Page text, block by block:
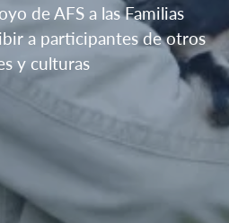
de AFS a las Familias
a participantes de otros
y culturas